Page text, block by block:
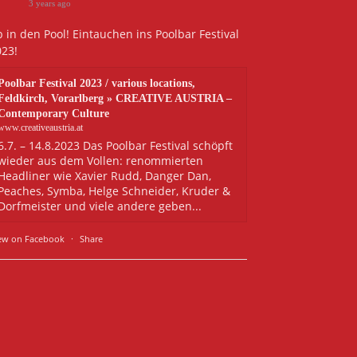
3 years ago
in den Pool! Eintauchen ins Poolbar Festival
Festival 2023 / various locations,
Vorarlberg » CREATIVE AUSTRIA –
Culture
– 14.8.2023 Das Poolbar Festival schöpft
aus dem Vollen: renommierten
wie Xavier Rudd, Danger Dan,
Symba, Helge Schneider, Kruder &
und viele andere geben...
on Facebook · Share